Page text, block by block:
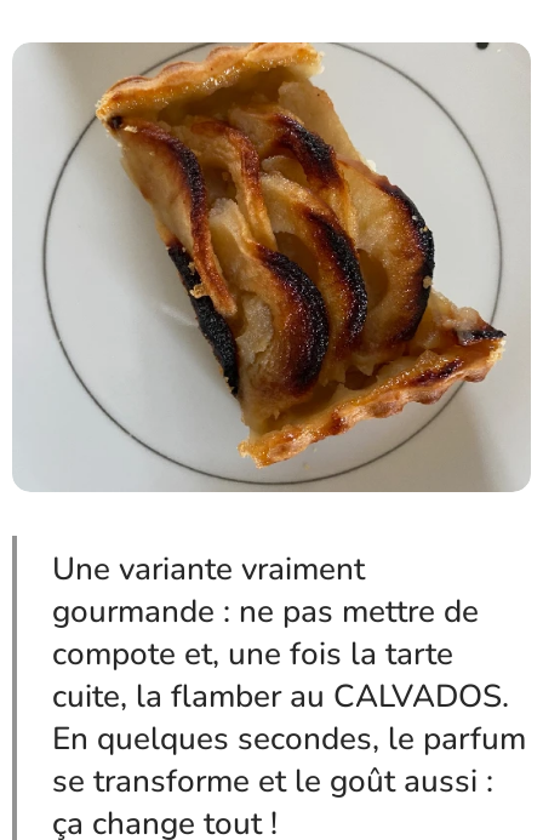
Une variante vraiment
gourmande : ne pas mettre de
compote et, une fois la tarte
cuite, la flamber au CALVADOS.
En quelques secondes, le parfum
se transforme et le goût aussi :
ça change tout !